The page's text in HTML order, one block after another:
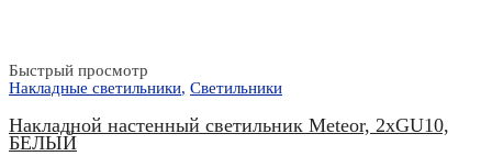
Быстрый просмотр
Накладные светильники, Светильники
Накладной настенный светильник Meteor, 2xGU10,
БЕЛЫЙ